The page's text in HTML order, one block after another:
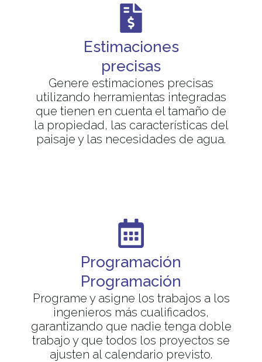
Estimaciones
precisas
Genere estimaciones precisas
utilizando herramientas integradas
que tienen en cuenta el tamaño de
la propiedad, las características del
paisaje y las necesidades de agua.
Programación
Programación
Programe y asigne los trabajos a los
ingenieros más cualificados,
garantizando que nadie tenga doble
trabajo y que todos los proyectos se
ajusten al calendario previsto.